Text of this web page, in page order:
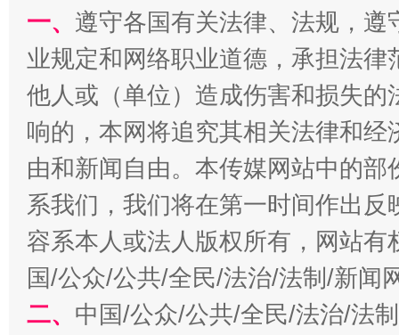
揭开“小金库”的免责幌子
一、 遵守各国有关法律、法规，
业规定和网络职业道德，承担法
他人或（单位）造成伤害和损失
响的，本网将追究其相关法律和
由和新闻自由。本传媒网站中的
系我们，我们将在第一时间作出
容系本人或法人版权所有，网站
国/公众/公共/全民/法治/法制/新闻
二、 中国/公众/公共/全民/法治/法